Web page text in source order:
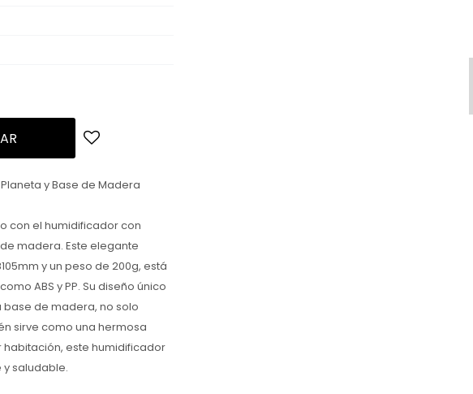
y Base de Madera
con el humidificador con
madera. Este elegante
y un peso de 200g, está
ABS y PP. Su diseño único
de madera, no solo
sirve como una hermosa
este humidificador
saludable.